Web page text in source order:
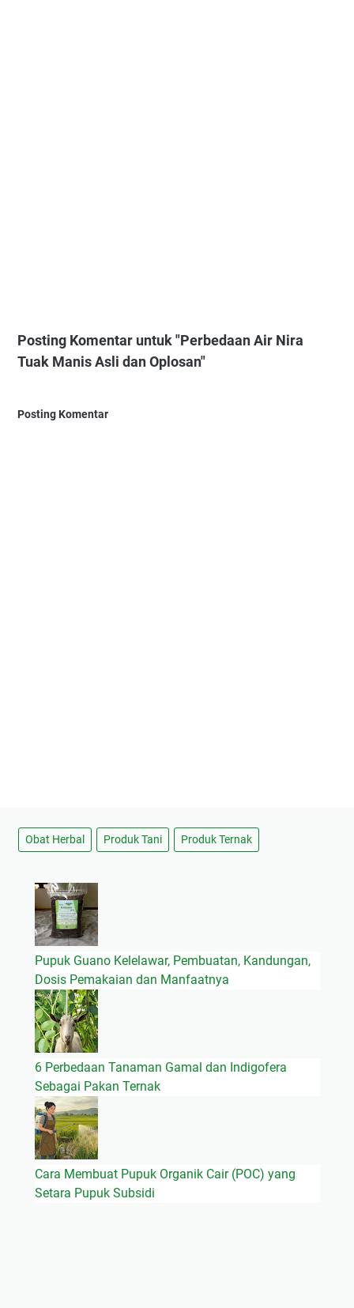
Posting Komentar untuk "Perbedaan Air Nira
Tuak Manis Asli dan Oplosan"
Posting Komentar
Obat Herbal Produk Tani Produk Ternak
Pupuk Guano Kelelawar, Pembuatan, Kandungan,
Dosis Pemakaian dan Manfaatnya
6 Perbedaan Tanaman Gamal dan Indigofera
Sebagai Pakan Ternak
Cara Membuat Pupuk Organik Cair (POC) yang
Setara Pupuk Subsidi